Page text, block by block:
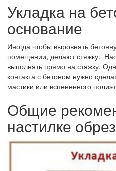
Укладка на
основание
Иногда чтобы выровнять
помещении, делают стяжку.
выполнять прямо на стяжку.
контакта с бетоном нужно
мастики или вспененного
Общие
настилке